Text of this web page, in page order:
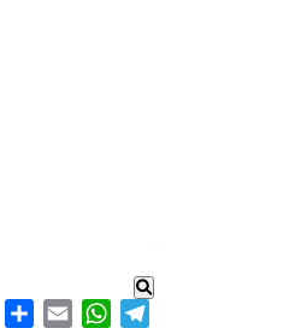
.
Telegram
WhatsApp
Email